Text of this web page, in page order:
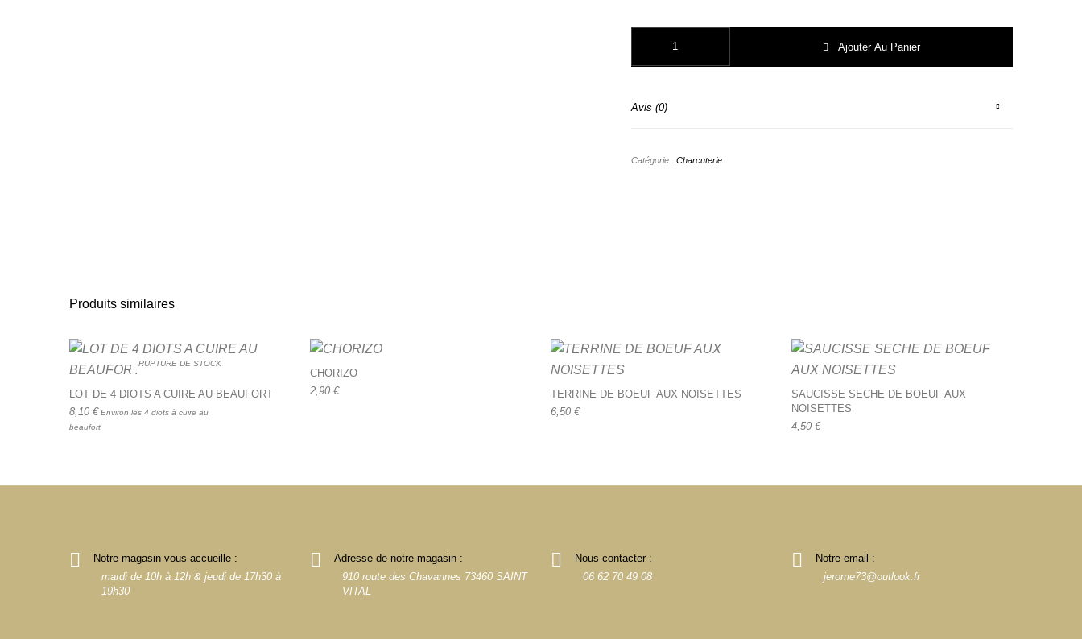
Ajouter Au Panier
Avis (0)
Catégorie : Charcuterie
Produits similaires
RUPTURE DE STOCK
LOT DE 4 DIOTS A CUIRE AU BEAUFORT
8,10 € Environ les 4 diots à cuire au
beaufort
CHORIZO
2,90 €
TERRINE DE BOEUF AUX NOISETTES
6,50 €
SAUCISSE SECHE DE BOEUF AUX
NOISETTES
4,50 €
Notre magasin vous accueille :
mardi de 10h à 12h & jeudi de 17h30 à
19h30
Adresse de notre magasin :
910 route des Chavannes 73460 SAINT
VITAL
Nous contacter :
06 62 70 49 08
Notre email :
jerome73@outlook.fr